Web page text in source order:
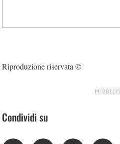
Riproduzione riservata ©
Condividi su